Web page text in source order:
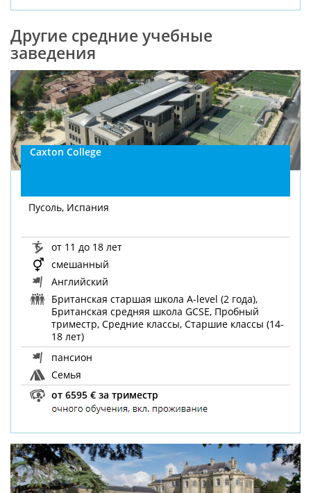
Другие средние учебные
заведения
Caxton College
Пусоль, Испания
от 11 до 18 лет
смешанный
Английский
Британская старшая школа A-level (2 года),
Британская средняя школа GCSE, Пробный
триместр, Средние классы, Старшие классы (14-
18 лет)
пансион
Семья
от 6595 € за триместр